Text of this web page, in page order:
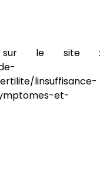
sur le site :
linsuffisance-
et-